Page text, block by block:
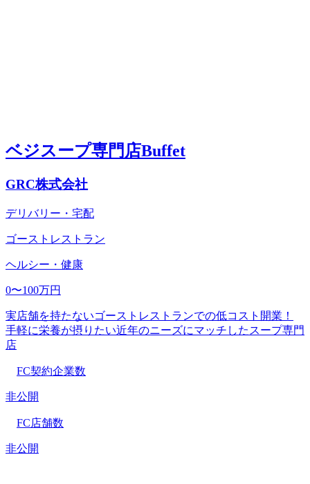
ベジスープ専門店Buffet
GRC株式会社
デリバリー・宅配
ゴーストレストラン
ヘルシー・健康
0〜100万円
実店舗を持たないゴーストレストランでの低コスト開業！
手軽に栄養が摂りたい近年のニーズにマッチしたスープ専門
店
FC契約企業数
非公開
FC店舗数
非公開